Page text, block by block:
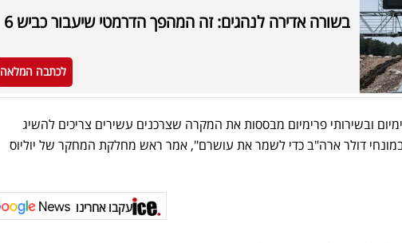
בשורה אדירה לנהגים: זה המהפך הדרמטי שיעבור כביש 6
לכתבה המלאה
ובשירותי פרימיום מבססות את המקרה שצרכנים עשירים צריכים להשיג
דולר ארה"ב כדי לשמר את עושרם", אמר ראש מחלקת המחקר של יוליוס
עקבו אחרינו